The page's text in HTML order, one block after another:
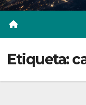
Etiqueta: